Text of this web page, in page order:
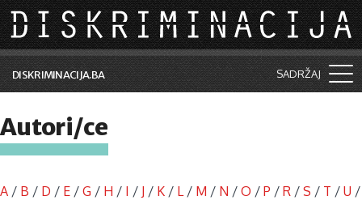
Skip to main content
DISKRIMINACIJA.BA SADRŽAJ
Vijesti i događaji
Autori/ce
A / B / D / E / G / H / I / J / K / L / M / N / O / P / R / S / T / U /